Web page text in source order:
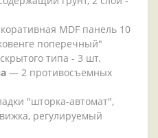
MDF панель 10
поперечный"
типа - 3 шт.
— 2 противосъемных
"шторка-автомат",
регулируемый